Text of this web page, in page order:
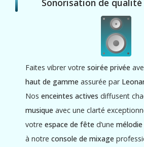
Faites vibrer votresoirée privée
haut de gamme assurée par
Nosenceintes actives diffusent
musique avec une clarté
votreespace de fête d’unemélodie
à notreconsole de mixage